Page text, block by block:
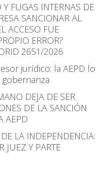
FUGAS INTERNAS DE
SANCIONAR AL
ACCESO FUE
ERROR?
2651/2026
jurídico: la AEPD lo
DEJA DE SER
DE LA SANCIÓN
AEPD
LA INDEPENDENCIA:
JUEZ Y PARTE